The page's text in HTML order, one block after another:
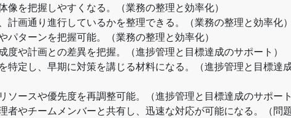
像を把握しやすくなる。（業務の整理と効率化）
計画通り進行しているかを整理できる。（業務の整理と効率化
パターンを把握可能。（業務の整理と効率化）
度や計画との差異を把握。（進捗管理と目標達成のサポート）
特定し、早期に対策を講じる材料になる。（進捗管理と目標達
ソースや優先度を再調整可能。（進捗管理と目標達成のサポー
者やチームメンバーと共有し、迅速な対応が可能になる。（問